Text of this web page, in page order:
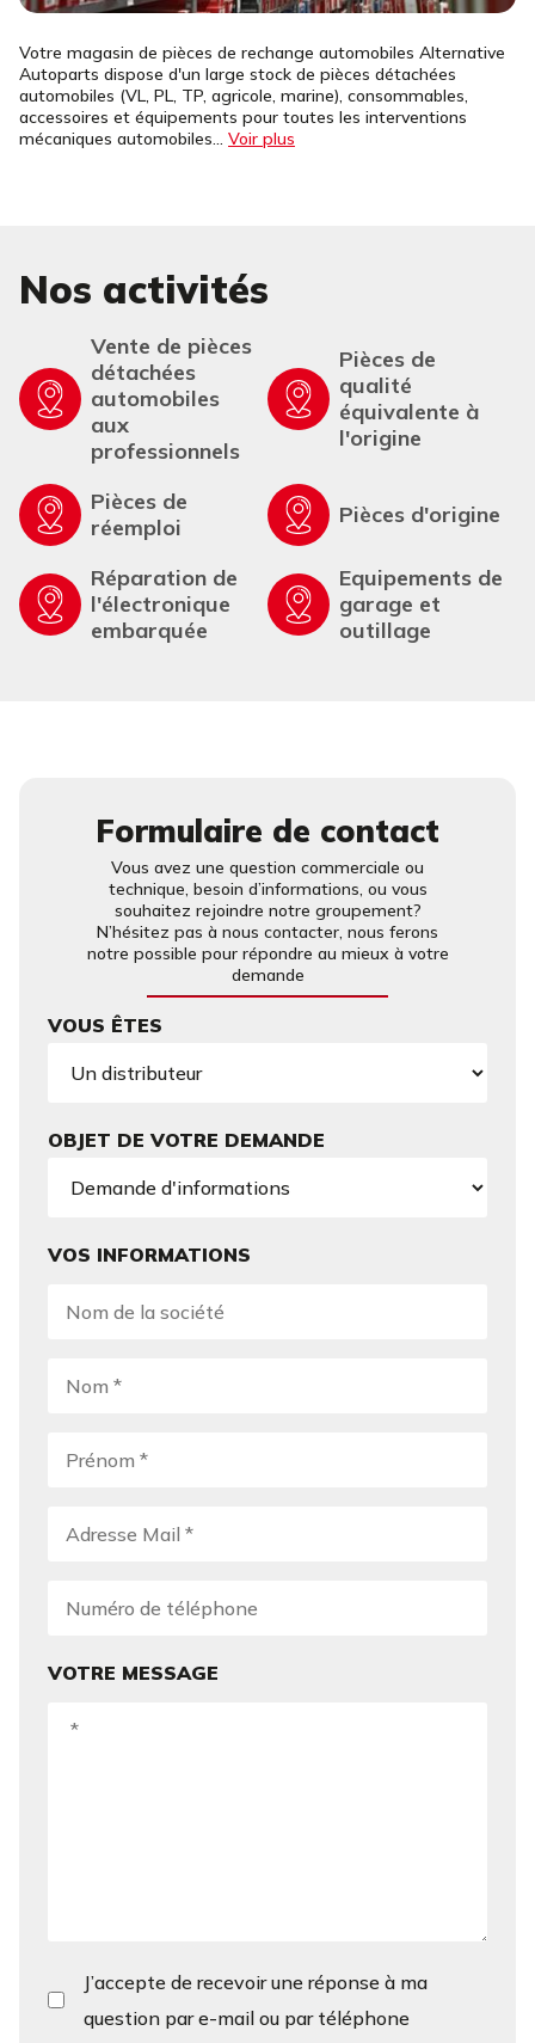
Votre magasin de pièces de rechange automobiles Alternative
Autoparts dispose d'un large stock de pièces détachées
automobiles (VL, PL, TP, agricole, marine), consommables,
accessoires et équipements pour toutes les interventions
mécaniques automobiles... Voir plus
Nos activités
Vente de pièces
détachées
automobiles
aux
professionnels
Pièces de
qualité
équivalente à
l'origine
Pièces de
réemploi
Pièces d'origine
Réparation de
l'électronique
embarquée
Equipements de
garage et
outillage
Formulaire de contact
Vous avez une question commerciale ou
technique, besoin d’informations, ou vous
souhaitez rejoindre notre groupement?
N’hésitez pas à nous contacter, nous ferons
notre possible pour répondre au mieux à votre
demande
VOUS ÊTES
OBJET DE VOTRE DEMANDE
VOS INFORMATIONS
VOTRE MESSAGE
J’accepte de recevoir une réponse à ma
question par e-mail ou par téléphone